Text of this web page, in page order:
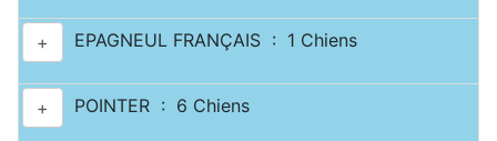
+ EPAGNEUL FRANÇAIS : 1 Chiens
+ POINTER : 6 Chiens